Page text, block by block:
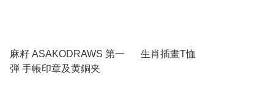
麻籽 ASAKODRAWS 第一
弾 手帳印章及黄銅夹
生肖插畫T恤